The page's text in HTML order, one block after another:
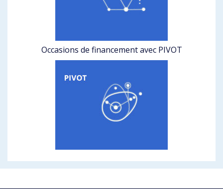
Occasions de financement avec PIVOT